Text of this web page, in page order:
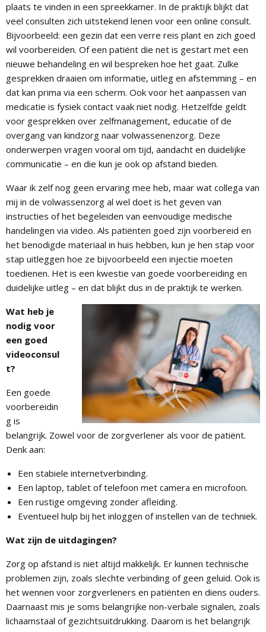
plaats te vinden in een spreekkamer. In de praktijk blijkt dat
veel consulten zich uitstekend lenen voor een online consult.
Bijvoorbeeld: een gezin dat een verre reis plant en zich goed
wil voorbereiden. Of een patiënt die net is gestart met een
nieuwe behandeling en wil bespreken hoe het gaat. Zulke
gesprekken draaien om informatie, uitleg en afstemming – en
dat kan prima via een scherm. Ook voor het aanpassen van
medicatie is fysiek contact vaak niet nodig. Hetzelfde geldt
voor gesprekken over zelfmanagement, educatie of de
overgang van kindzorg naar volwassenenzorg. Deze
onderwerpen vragen vooral om tijd, aandacht en duidelijke
communicatie – en die kun je ook op afstand bieden.
Waar ik zelf nog geen ervaring mee heb, maar wat collega van
mij in de volwassenzorg al wel doet is het geven van
instructies of het begeleiden van eenvoudige medische
handelingen via video. Als patiënten goed zijn voorbereid en
het benodigde materiaal in huis hebben, kun je hen stap voor
stap uitleggen hoe ze bijvoorbeeld een injectie moeten
toedienen. Het is een kwestie van goede voorbereiding en
duidelijke uitleg – en dat blijkt dus in de praktijk te werken.
Wat heb je
nodig voor
een goed
videoconsul
t?
Een goede
voorbereidin
g is
belangrijk. Zowel voor de zorgverlener als voor de patiënt.
Denk aan:
Een stabiele internetverbinding.
Een laptop, tablet of telefoon met camera en microfoon.
Een rustige omgeving zonder afleiding.
Eventueel hulp bij het inloggen of instellen van de techniek.
Wat zijn de uitdagingen?
Zorg op afstand is niet altijd makkelijk. Er kunnen technische
problemen zijn, zoals slechte verbinding of geen geluid. Ook is
het wennen voor zorgverleners en patiënten en diens ouders.
Daarnaast mis je soms belangrijke non-verbale signalen, zoals
lichaamstaal of gezichtsuitdrukking. Daarom is het belangrijk